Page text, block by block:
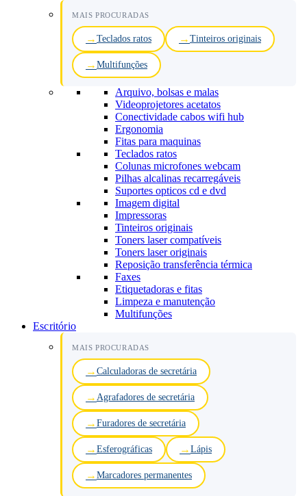
MAIS PROCURADAS
Teclados ratos Tinteiros originais
Multifunções
Arquivo, bolsas e malas
Videoprojetores acetatos
Conectividade cabos wifi hub
Ergonomia
Fitas para maquinas
Teclados ratos
Colunas microfones webcam
Pilhas alcalinas recarregáveis
Suportes opticos cd e dvd
Imagem digital
Impressoras
Tinteiros originais
Toners laser compatíveis
Toners laser originais
Reposição transferência térmica
Faxes
Etiquetadoras e fitas
Limpeza e manutenção
Multifunções
Escritório
MAIS PROCURADAS
Calculadoras de secretária
Agrafadores de secretária
Furadores de secretária
Esferográficas Lápis
Marcadores permanentes